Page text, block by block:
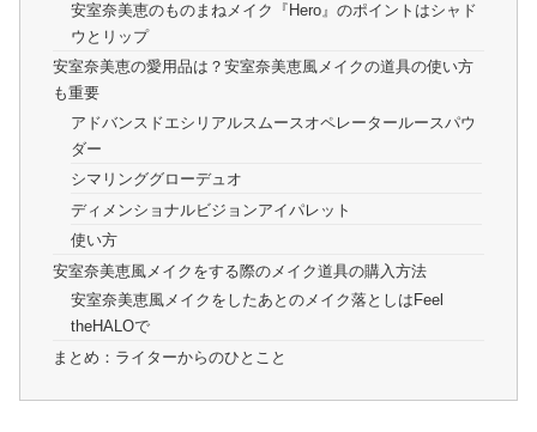
安室奈美恵のものまねメイク『Hero』のポイントはシャド
ウとリップ
安室奈美恵の愛用品は？安室奈美恵風メイクの道具の使い方
も重要
アドバンスドエシリアルスムースオペレータールースパウ
ダー
シマリンググローデュオ
ディメンショナルビジョンアイパレット
使い方
安室奈美恵風メイクをする際のメイク道具の購入方法
安室奈美恵風メイクをしたあとのメイク落としはFeel
theHALOで
まとめ：ライターからのひとこと